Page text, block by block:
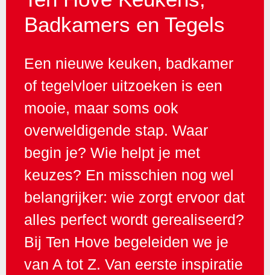
Badkamers en Tegels
Een nieuwe keuken, badkamer
of tegelvloer uitzoeken is een
mooie, maar soms ook
overweldigende stap. Waar
begin je? Wie helpt je met
keuzes? En misschien nog wel
belangrijker: wie zorgt ervoor dat
alles perfect wordt gerealiseerd?
Bij Ten Hove begeleiden we je
van A tot Z. Van eerste inspiratie